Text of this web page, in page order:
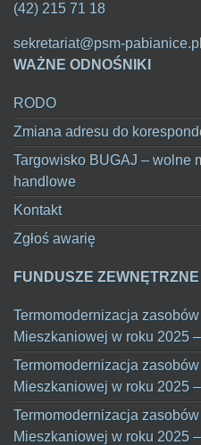
(42) 215 71 18
sekretariat@psm-
WAŻNE ODNOŚNIKI
RODO
Zmiana adresu do
Targowisko BUGAJ – wolne
handlowe
Kontakt
Zgłoś awarię
FUNDUSZE ZEWNĘTRZNE
Termomodernizacja
Mieszkaniowej w roku 2025
Termomodernizacja
Mieszkaniowej w roku 2025
Termomodernizacja
Mieszkaniowej w roku 2025